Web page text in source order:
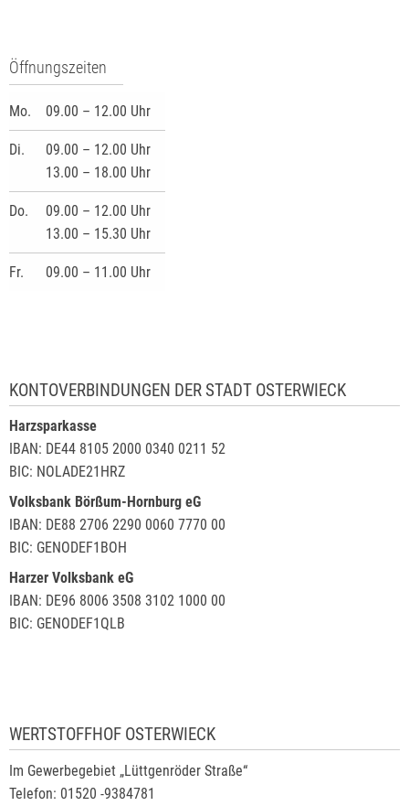
Öffnungszeiten
Mo. 09.00 – 12.00 Uhr
Di.
09.00 – 12.00 Uhr
13.00 – 18.00 Uhr
Do.
09.00 – 12.00 Uhr
13.00 – 15.30 Uhr
Fr. 09.00 – 11.00 Uhr
KONTOVERBINDUNGEN DER STADT OSTERWIECK
Harzsparkasse
IBAN: DE44 8105 2000 0340 0211 52
BIC: NOLADE21HRZ
Volksbank Börßum-Hornburg eG
IBAN: DE88 2706 2290 0060 7770 00
BIC: GENODEF1BOH
Harzer Volksbank eG
IBAN: DE96 8006 3508 3102 1000 00
BIC: GENODEF1QLB
WERTSTOFFHOF OSTERWIECK
Im Gewerbegebiet „Lüttgenröder Straße“
Telefon: 01520 -9384781